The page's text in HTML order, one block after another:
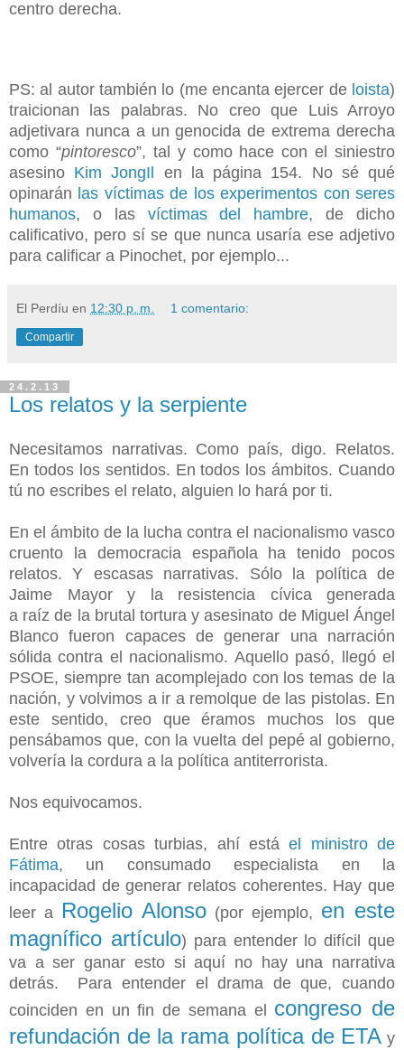
centro derecha.
PS: al autor también lo (me encanta ejercer de loista)
traicionan las palabras. No creo que Luis Arroyo
adjetivara nunca a un genocida de extrema derecha
como “pintoresco”, tal y como hace con el siniestro
asesino Kim JongIl
en la página 154. No sé qué
opinarán las víctimas de los experimentos con seres
humanos, o las víctimas del hambre, de dicho
calificativo, pero sí se que nunca usaría ese adjetivo
para calificar a Pinochet, por ejemplo...
El Perdíu en 12:30 p. m. 1 comentario:
Compartir
24.2.13
Los relatos y la serpiente
Necesitamos narrativas. Como país, digo. Relatos.
En todos los sentidos. En todos los ámbitos. Cuando
tú no escribes el relato, alguien lo hará por ti.
En el ámbito de la lucha contra el nacionalismo vasco
cruento la democracia española ha tenido pocos
relatos. Y escasas narrativas. Sólo la política de
Jaime Mayor y la resistencia cívica generada
a raíz de la brutal tortura y asesinato de Miguel Ángel
Blanco fueron capaces de generar una narración
sólida contra el nacionalismo. Aquello pasó, llegó el
PSOE, siempre tan acomplejado con los temas de la
nación, y volvimos a ir a remolque de las pistolas. En
este sentido, creo que éramos muchos los que
pensábamos que, con la vuelta del pepé al gobierno,
volvería la cordura a la política antiterrorista.
Nos equivocamos.
Entre otras cosas turbias, ahí estáel ministro de
Fátima, un consumado especialista en la
incapacidad de generar relatos coherentes. Hay que
leer a Rogelio Alonso (por ejemplo, en este
magnífico artículo) para entender lo difícil que
va a ser ganar esto si aquí no hay una narrativa
detrás. Para entender el drama de que, cuando
coinciden en un fin de semana el congreso de
refundación de la rama política de ETA y